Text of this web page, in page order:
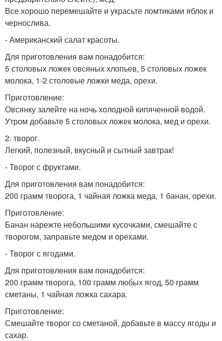
Все хорошо перемешайте и украсьте ломтиками яблок и
чернослива.
- Американский салат красоты.
Для приготовления вам понадобится:
5 столовых ложек овсяных хлопьев, 5 столовых ложек
молока, 1-2 столовые ложки меда, орехи.
Приготовление:
Овсянку залейте на ночь холодной кипяченной водой.
Утром добавьте 5 столовых ложек молока, мед и орехи.
2. творог.
Легкий, полезный, вкусный и сытный завтрак!
- Творог с фруктами.
Для приготовления вам понадобится:
200 грамм творога, 1 чайная ложка меда, 1 банан, орехи.
Приготовление:
Банан нарежте небольшими кусочками, смешайте с
творогом, заправьте медом и орехами.
- Творог с ягодами.
Для приготовления вам понадобится:
200 грамм творога, 100 грамм любых ягод, 50 грамм
сметаны, 1 чайная ложка сахара.
Приготовление:
Смешайте творог со сметаной, добавьте в массу ягоды и
сахар.